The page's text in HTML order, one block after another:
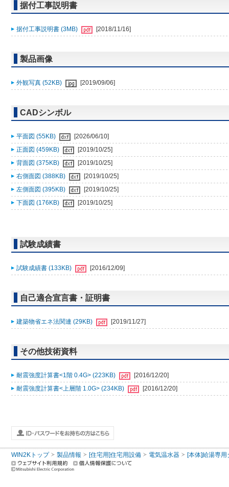
据付工事説明書
据付工事説明書 (3MB) [2018/11/16]
製品画像
外観写真 (52KB) [2019/09/06]
CADシンボル
平面図 (55KB)
[2026/06/10]
正面図 (459KB)
[2019/10/25]
背面図 (375KB)
[2019/10/25]
右側面図 (388KB)
[2019/10/25]
左側面図 (395KB)
[2019/10/25]
下面図 (176KB)
[2019/10/25]
試験成績書
試験成績書 (133KB) [2016/12/09]
自己適合宣言書・証明書
建築物省エネ法関連 (29KB) [2019/11/27]
その他技術資料
耐震強度計算書<1階 0.4G> (223KB)
[2016/12/20]
耐震強度計算書<上層階 1.0G> (234KB)
[2016/12/20]
WIN2Kトップ 製品情報 [住宅用]住宅用設備 電気温水器 [本体]給湯専用